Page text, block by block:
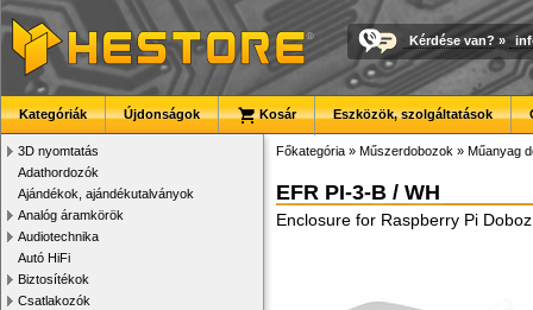
Kérdése van? »
Kategóriák Újdonságok Kosár Eszközök, szolgáltatások
3D nyomtatás
Adathordozók
Ajándékok, ajándékutalványok
Analóg áramkörök
Audiotechnika
Autó HiFi
Biztosítékok
Csatlakozók
Főkategória » Műszerdobozok » Műanyag
EFR PI-3-B / WH
Enclosure for Raspberry Pi